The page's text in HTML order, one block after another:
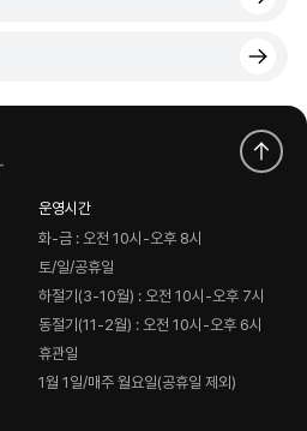
운영시간
화-금 : 오전 10시-오후 8시
토/일/공휴일
하절기(3-10월) : 오전 10시-오후 7시
동절기(11-2월) : 오전 10시-오후 6시
휴관일
1월 1일/매주 월요일(공휴일 제외)